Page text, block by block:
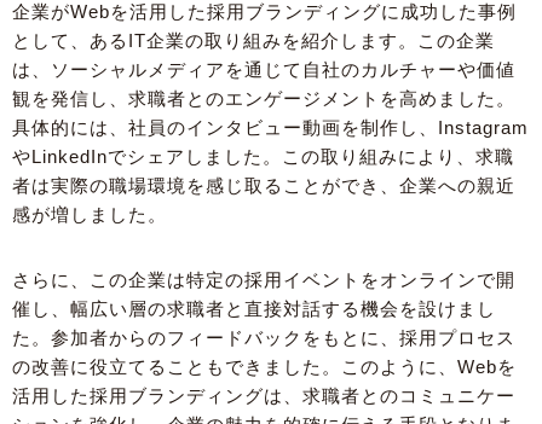
企業がWebを活用した採用ブランディングに成功した事例
として、あるIT企業の取り組みを紹介します。この企業
は、ソーシャルメディアを通じて自社のカルチャーや価値
観を発信し、求職者とのエンゲージメントを高めました。
具体的には、社員のインタビュー動画を制作し、Instagram
やLinkedInでシェアしました。この取り組みにより、求職
者は実際の職場環境を感じ取ることができ、企業への親近
感が増しました。
さらに、この企業は特定の採用イベントをオンラインで開
催し、幅広い層の求職者と直接対話する機会を設けまし
た。参加者からのフィードバックをもとに、採用プロセス
の改善に役立てることもできました。このように、Webを
活用した採用ブランディングは、求職者とのコミュニケー